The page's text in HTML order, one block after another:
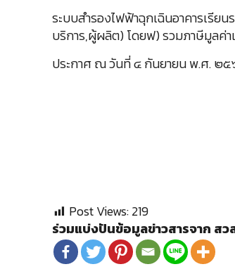
ระบบสำรองไฟฟ้าฉุกเฉินอาคารเรีย
บริการ,ผู้ผลิต) โดยฟ) รวมภาษีมูลค่า
ประกาศ ณ วันที่ ๔ กันยายน พ.ศ. ๒
Post Views:219
ร่วมแบ่งปันข้อมูลข่าวสารจาก ส